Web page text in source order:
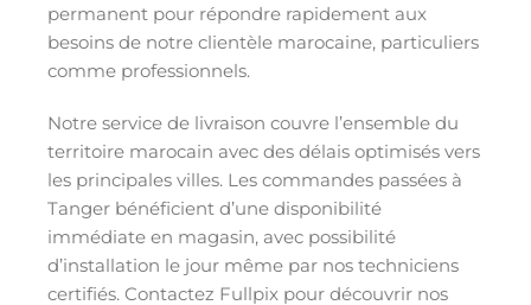
permanent pour répondre rapidement aux
besoins de notre clientèle marocaine, particuliers
comme professionnels.
Notre service de livraison couvre l’ensemble du
territoire marocain avec des délais optimisés vers
les principales villes. Les commandes passées à
Tanger bénéficient d’une disponibilité
immédiate en magasin, avec possibilité
d’installation le jour même par nos techniciens
certifiés. Contactez Fullpix pour découvrir nos